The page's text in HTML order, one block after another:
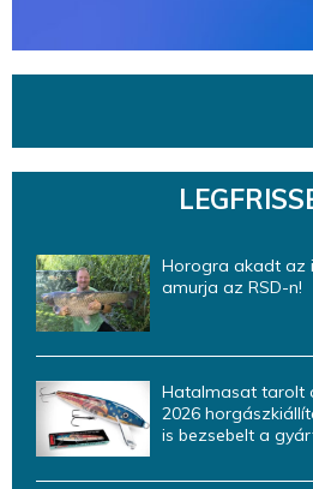
Horogra akadt az
amurja az RSD-n!
Hatalmasat tarolt
2026
is bezsebelt a